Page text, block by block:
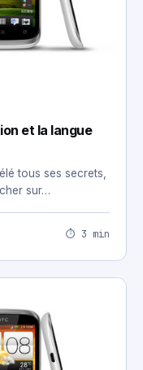
et la langue
tous ses secrets,
sur…
⏱ 3 min